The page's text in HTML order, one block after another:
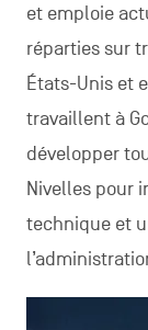
et emploie
réparties sur
États-Unis et
travaillent à
développer
Nivelles pour
technique et